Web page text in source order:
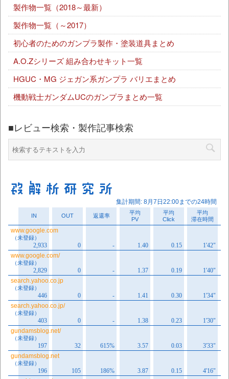
製作物一覧（2018～最新）
製作物一覧（～2017）
初心者のためのガンプラ製作・塗装道具まとめ
A.O.Zシリーズ 組み合わせキット一覧
HGUC・MG ジェガン系ガンプラ バリエまとめ
機動戦士ガンダムUCのガンプラまとめ一覧
■レビュー検索・製作記事検索